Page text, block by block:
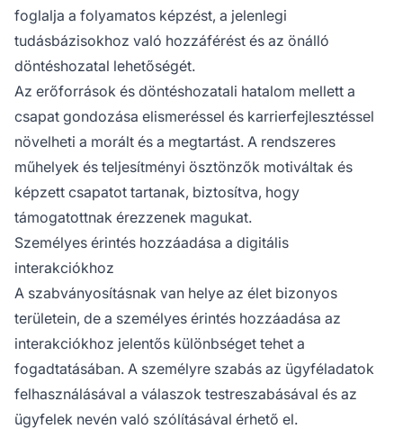
foglalja a folyamatos képzést, a jelenlegi
tudásbázisokhoz való hozzáférést és az önálló
döntéshozatal lehetőségét.
Az erőforrások és döntéshozatali hatalom mellett a
csapat gondozása elismeréssel és karrierfejlesztéssel
növelheti a morált és a megtartást. A rendszeres
műhelyek és teljesítményi ösztönzők motiváltak és
képzett csapatot tartanak, biztosítva, hogy
támogatottnak érezzenek magukat.
Személyes érintés hozzáadása a digitális
interakciókhoz
A szabványosításnak van helye az élet bizonyos
területein, de a személyes érintés hozzáadása az
interakciókhoz jelentős különbséget tehet a
fogadtatásában. A személyre szabás az ügyféladatok
felhasználásával a válaszok testreszabásával és az
ügyfelek nevén való szólításával érhető el.